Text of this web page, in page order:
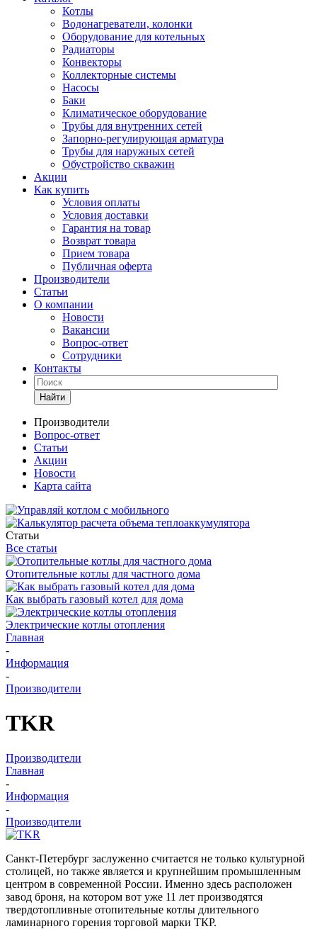
Котлы
Водонагреватели, колонки
Оборудование для котельных
Радиаторы
Конвекторы
Коллекторные системы
Насосы
Баки
Климатическое оборудование
Трубы для внутренних сетей
Запорно-регулирующая арматура
Трубы для наружных сетей
Обустройство скважин
Акции
Как купить
Условия оплаты
Условия доставки
Гарантия на товар
Возврат товара
Прием товара
Публичная оферта
Производители
Статьи
О компании
Новости
Вакансии
Вопрос-ответ
Сотрудники
Контакты
Найти
Производители
Вопрос-ответ
Статьи
Акции
Новости
Карта сайта
Статьи
Все статьи
Отопительные котлы для частного дома
Как выбрать газовый котел для дома
Электрические котлы отопления
Главная
-
Информация
-
Производители
TKR
Производители
Главная
-
Информация
-
Производители
Санкт-Петербург заслуженно считается не только культурной
столицей, но также является и крупнейшим промышленным
центром в современной России. Именно здесь расположен
завод броня, на котором вот уже 11 лет производятся
твердотопливные отопительные котлы длительного
ламинарного горения торговой марки ТКР.